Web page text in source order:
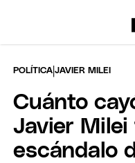
POLÍTICA |JAVIER MILEI
Cuánto
Javier Milei
escándalo